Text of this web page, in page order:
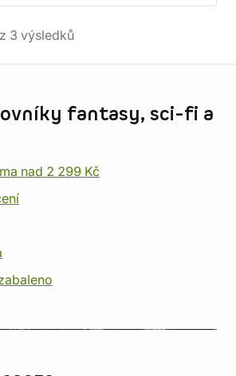
z 3 výsledků
fantasy, sci-fi a
nad 2 299 Kč